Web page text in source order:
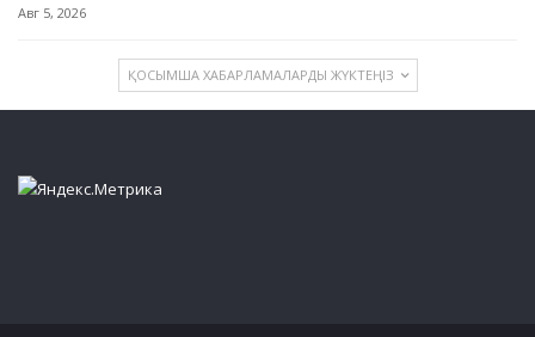
Авг 5, 2026
ҚОСЫМША ХАБАРЛАМАЛАРДЫ ЖҮКТЕҢІЗ